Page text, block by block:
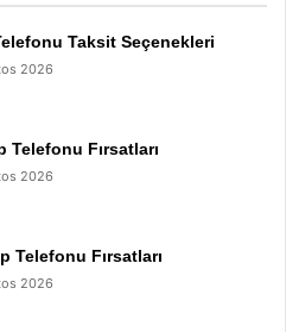
Taksit Seçenekleri
2026
Telefonu Fırsatları
2026
Telefonu Fırsatları
2026